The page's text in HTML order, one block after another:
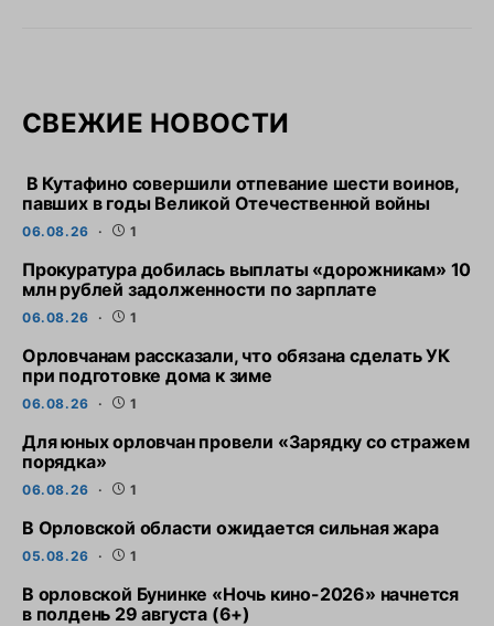
СВЕЖИЕ НОВОСТИ
В Кутафино совершили отпевание шести воинов,
павших в годы Великой Отечественной войны
06.08.26 1
Прокуратура добилась выплаты «дорожникам» 10
млн рублей задолженности по зарплате
06.08.26 1
Орловчанам рассказали, что обязана сделать УК
при подготовке дома к зиме
06.08.26 1
Для юных орловчан провели «Зарядку со стражем
порядка»
06.08.26 1
В Орловской области ожидается сильная жара
05.08.26 1
В орловской Бунинке «Ночь кино-2026» начнется
в полдень 29 августа (6+)